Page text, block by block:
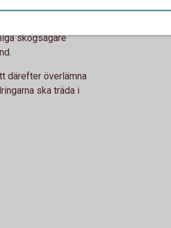
är välkomna.
bli mer
skogsägare
därefter överlämna
ska träda i